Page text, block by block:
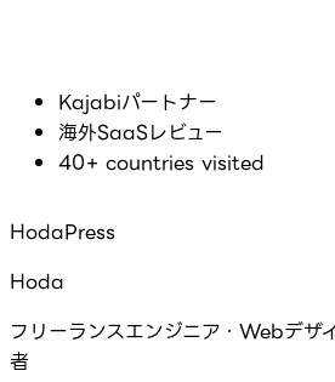
Kajabiパートナー
海外SaaSレビュー
40+ countries visited
HodaPress
Hoda
フリーランスエンジニア・Webデザ
者